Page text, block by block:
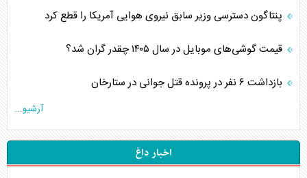
پنتاگون دسترسی وزیر سابق نیروی هوایی آمریکا را قطع کرد
قیمت گوشی‌های موبایل در سال ۱۴۰۵ چقدر گران شد؟
بازداشت ۶ نفر در پرونده قتل جوانی در ستارخان
آرشیو...
اخبار داغ